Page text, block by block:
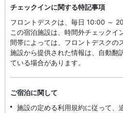
チェックインに関する特記事項
フロントデスクは、毎日 10:00 ～
この宿泊施設は、時間外チェックイ
間帯によっては、フロントデスクの
施設から提供された情報は、自動翻
ている場合があります。
ご宿泊に関して
施設の定める利用規約に従って、